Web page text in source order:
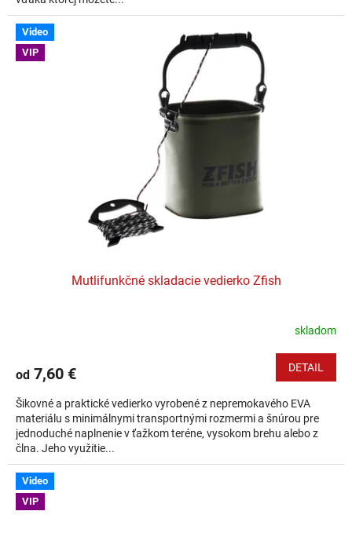
Video
VIP
Mutlifunkčné skladacie vedierko Zfish
skladom
od 7,60 € DETAIL
Šikovné a praktické vedierko vyrobené z nepremokavého EVA
materiálu s minimálnymi transportnými rozmermi a šnúrou pre
jednoduché naplnenie v ťažkom teréne, vysokom brehu alebo z
člna. Jeho využitie...
Video
VIP